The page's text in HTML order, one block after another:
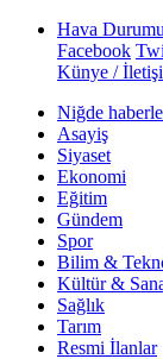
Hava Durumu
Facebook
Künye /
Niğde
Asayiş
Siyaset
Ekonomi
Eğitim
Gündem
Spor
Bilim &
Kültür &
Sağlık
Tarım
Resmi İlanlar